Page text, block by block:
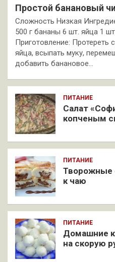
Простой банановый
Сложность Низкая
500 г бананы 6 шт. яйца 1
Приготовление: Протереть
яйца, всыпать муку,
добавить банановое…
ПИТАНИЕ
Салат
копченым
ПИТАНИЕ
Творожные
к чаю
ПИТАНИЕ
Домашние
на скорую